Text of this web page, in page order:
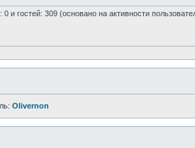
0 и гостей: 309 (основано на активности
Olivernon